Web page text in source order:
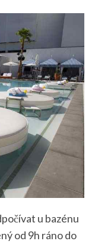
u bazénu
od 9h ráno do